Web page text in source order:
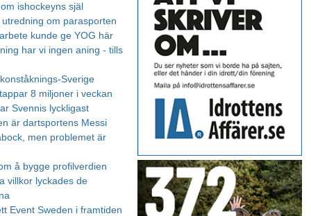
ishockeyns själ
om parasporten
kunde ge YOG här
har vi ingen aning - tills
Sverige
8 miljoner i veckan
Svennis lyckligast
är dartsportens Messi
men problemet är
å bygge profilverdien
villkor lyckades de
Event Sweden i framtiden